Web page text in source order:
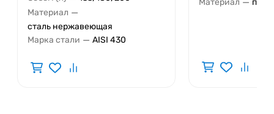
Материал —
сталь нержавеющая
Марка стали — AISI 430
Материал